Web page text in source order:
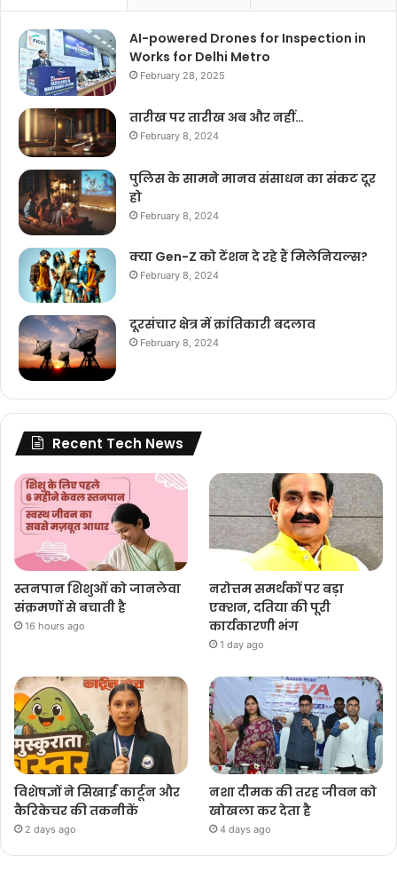
AI-powered Drones for Inspection in
Works for Delhi Metro
February 28, 2025
तारीख पर तारीख अब और नहीं…
February 8, 2024
पुलिस के सामने मानव संसाधन का संकट दूर
हो
February 8, 2024
क्या Gen-Z को टेंशन दे रहे हैं मिलेनियल्स?
February 8, 2024
दूरसंचार क्षेत्र में क्रांतिकारी बदलाव
February 8, 2024
Recent Tech News
स्तनपान शिशुओं को जानलेवा
संक्रमणों से बचाती है
16 hours ago
नरोत्तम समर्थकों पर बड़ा
एक्शन, दतिया की पूरी
कार्यकारणी भंग
1 day ago
विशेषज्ञों ने सिखाईं कार्टून और
कैरिकेचर की तकनीकें
2 days ago
नशा दीमक की तरह जीवन को
खोखला कर देता है
4 days ago